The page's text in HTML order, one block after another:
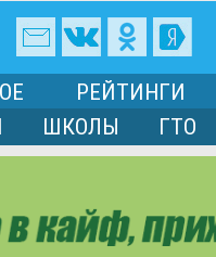
РЕЙТИНГИ
ШКОЛЫ ГТО